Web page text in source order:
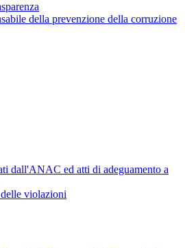
della prevenzione della corruzione
dall'ANAC ed atti di adeguamento a
violazioni